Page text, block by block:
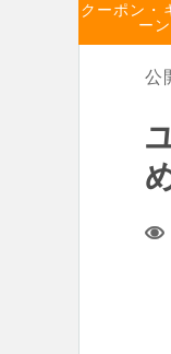
クーポン・
ーン
公